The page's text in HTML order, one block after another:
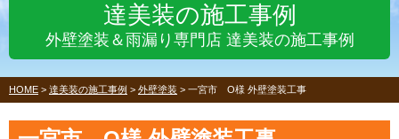
達美装の施工事例
外壁塗装＆雨漏り専門店 達美装の施工事例
HOME > 達美装の施工事例 > 外壁塗装 > 一宮市 O様 外壁塗装工事